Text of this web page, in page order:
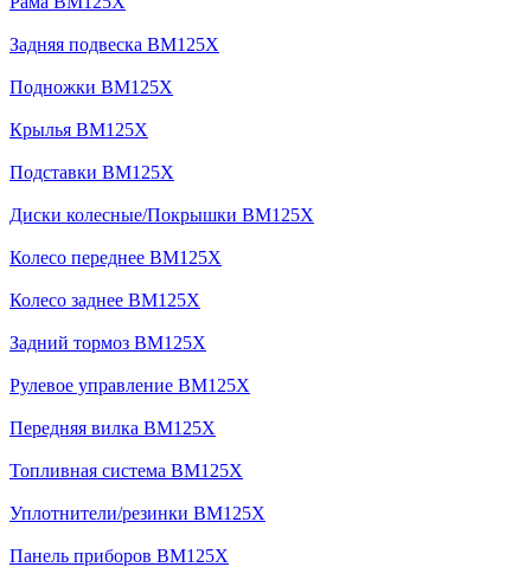
Задняя подвеска BM125X
Подножки BM125X
Крылья BM125X
Подставки BM125X
Диски колесные/Покрышки BM125X
Колесо переднее BM125X
Колесо заднее BM125X
Задний тормоз BM125X
Рулевое управление BM125X
Передняя вилка BM125X
Топливная система BM125X
Уплотнители/резинки BM125X
Панель приборов BM125X